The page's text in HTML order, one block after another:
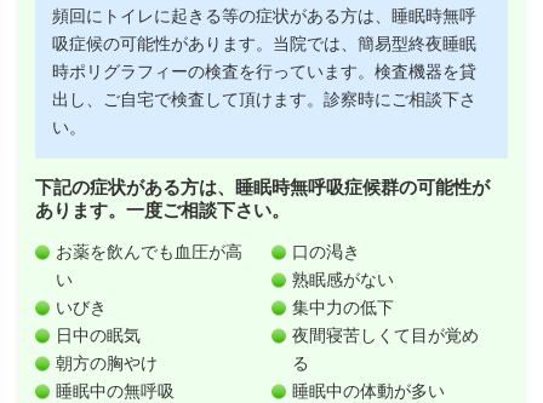
頻回にトイレに起きる等の症状がある方は、睡眠時無呼
吸症候の可能性があります。当院では、簡易型終夜睡眠
時ポリグラフィーの検査を行っています。検査機器を貸
出し、ご自宅で検査して頂けます。診察時にご相談下さ
い。
下記の症状がある方は、睡眠時無呼吸症候群の可能性が
あります。一度ご相談下さい。
お薬を飲んでも血圧が高
い
いびき
日中の眠気
朝方の胸やけ
睡眠中の無呼吸
口の渇き
熟眠感がない
集中力の低下
夜間寝苦しくて目が覚め
る
睡眠中の体動が多い